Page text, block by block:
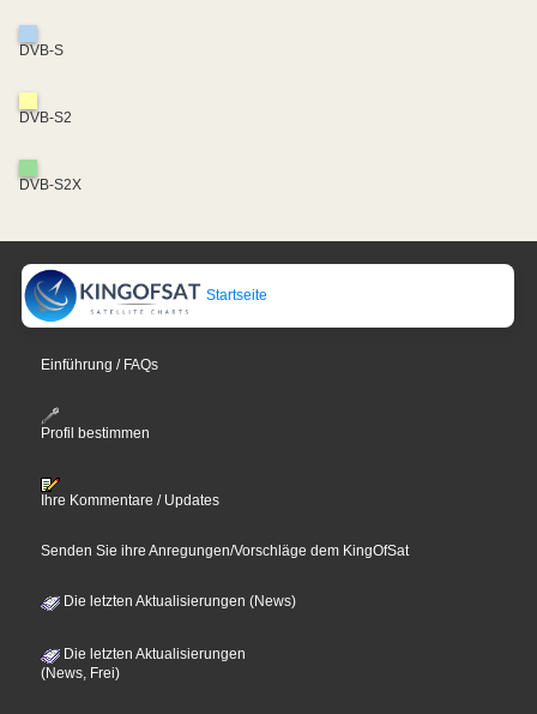
DVB-S
DVB-S2
DVB-S2X
Startseite
Einführung / FAQs
Profil bestimmen
Ihre Kommentare / Updates
Senden Sie ihre Anregungen/Vorschläge dem KingOfSat
Die letzten Aktualisierungen (News)
Die letzten Aktualisierungen
(News, Frei)